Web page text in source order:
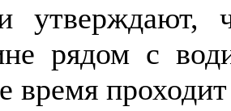
рядом с
время